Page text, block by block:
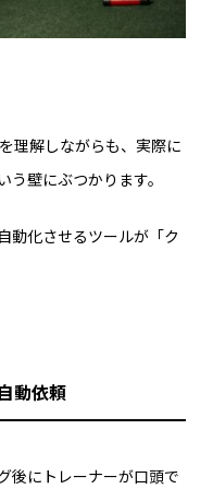
理解しながらも、実際に
壁にぶつかります。
動化させるツールが「ク
動依頼
後にトレーナーが口頭で